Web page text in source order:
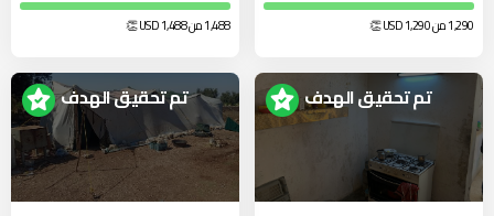
1,290 من 1,290 USD
👏 1,488 من 1,488 USD
👏
تم تحقيق الهدف تم تحقيق الهدف